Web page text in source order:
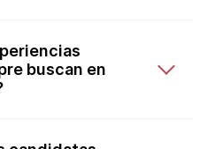
buscan en